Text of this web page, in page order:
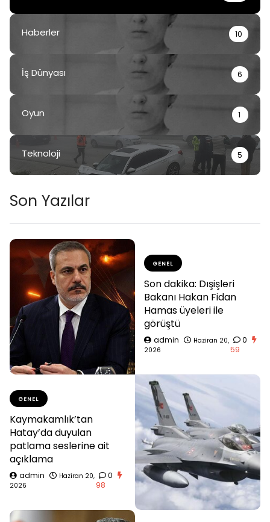
Haberler 10
İş Dünyası 6
Oyun 1
Teknoloji 5
Son Yazılar
GENEL
Son dakika: Dışişleri
Bakanı Hakan Fidan
Hamas üyeleri ile
görüştü
admin
Haziran 20,
2026
0
59
GENEL
Kaymakamlık’tan
Hatay’da duyulan
patlama seslerine ait
açıklama
admin
Haziran 20,
2026
0
98